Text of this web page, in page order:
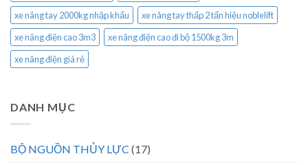
xe nâng tay 2000kg nhập khẩu
xe nâng tay thấp 2 tấn hiệu noblelift
xe nâng điện cao 3m3
xe nâng điện cao đi bộ 1500kg 3m
xe nâng điện giá rẻ
DANH MỤC
BỘ NGUỒN THỦY LỰC (17)